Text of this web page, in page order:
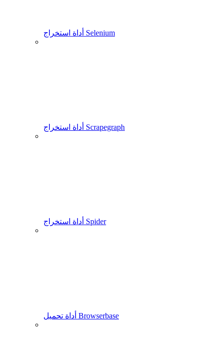
أداة استخراج Selenium
أداة استخراج Scrapegraph
أداة استخراج Spider
أداة تحميل Browserbase